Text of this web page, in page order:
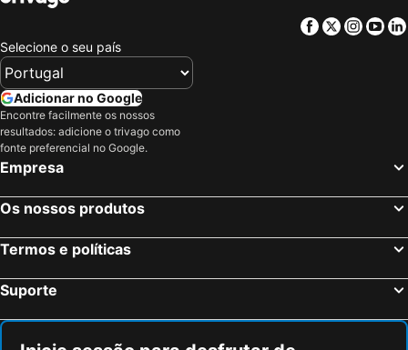
Facebook
Twitter
Selecione o seu país
Adicionar no Google
Encontre facilmente os nossos
resultados: adicione o trivago como
fonte preferencial no Google.
Empresa
Os nossos produtos
Termos e políticas
Suporte